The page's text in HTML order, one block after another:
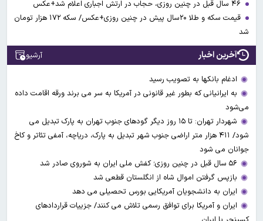
قیمت سکه و طلا ۲۰سال پیش در چنین روزی+عکس/ سکه ۱۷۲ هزار تومان
شد
آخرین اخبار آرشیو
ادغام بانکها به تصویب رسید
به ایرانیانی که بطور غیر قانونی در آمریکا به سر می برند ورقه اقامت داده
می‌شود
شهردار تهران: تا ۱۵ روز دیگر گودهای جنوب تهران به پارک تبدیل می
شود/ ۴۱۱ هزار متر اراضی جنوب شهر تبدیل به پارک، دریاچه، آمفی تئاتر و کاخ
جوانان می شود
۵۶ سال قبل در چنین روزی؛ کفش ملی ایران به شوروی صادر شد
بازپس گرفتن اموال شاه از انگلستان قطعی شد
ایران به دانشجویان آمریکایی بورس تحصیلی می دهد
ایران و آمریکا برای توافق رسمی تلاش می کنند/ جزییات قراردادهای